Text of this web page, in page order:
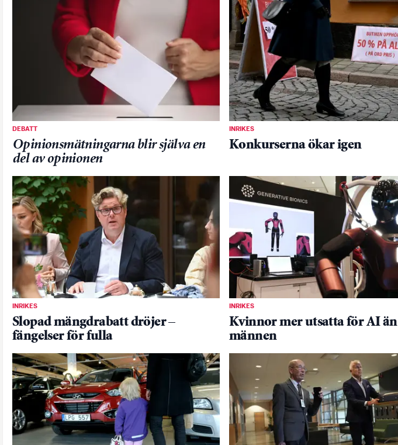
DEBATT
Opinionsmätningarna blir själva en
del av opinionen
INRIKES
Konkurserna ökar igen
INRIKES
Slopad mängdrabatt dröjer –
fängelser för fulla
INRIKES
Kvinnor mer utsatta för AI än
männen